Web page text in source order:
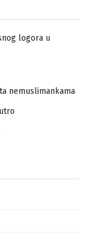
logora u
nemuslimankama